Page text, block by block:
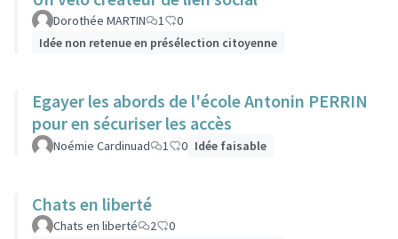
Dorothée MARTIN 1
0
Idée non retenue en présélection citoyenne
Egayer les abords de l'école Antonin PERRIN
pour en sécuriser les accès
Noémie Cardinuad 1 0 Idée faisable
Chats en liberté
Chats en liberté 2
0